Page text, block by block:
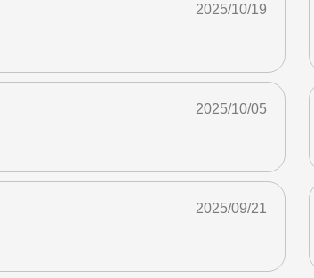
2025/10/19
2025/10/05
2025/09/21